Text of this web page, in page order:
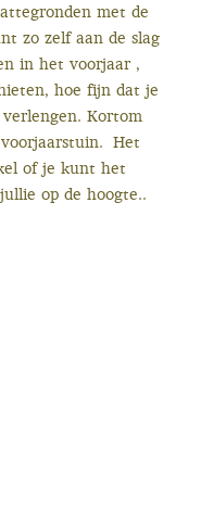
met de
zo zelf aan de slag
in het voorjaar ,
hoe fijn dat je
Kortom
Het
of je kunt het
op de hoogte..